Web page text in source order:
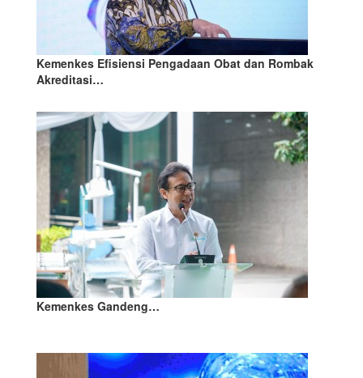
Kemenkes Efisiensi Pengadaan Obat dan Rombak
Akreditasi…
Kemenkes Gandeng…